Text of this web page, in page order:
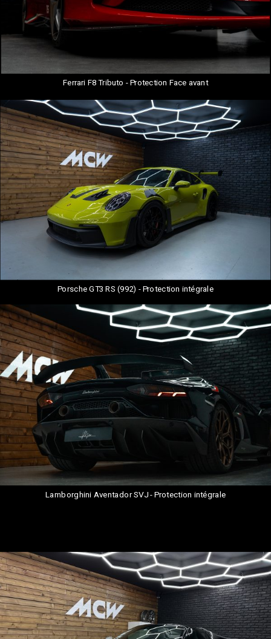
Ferrari F8 Tributo - Protection Face avant
Porsche GT3 RS (992) - Protection intégrale
Lamborghini Aventador SVJ - Protection intégrale